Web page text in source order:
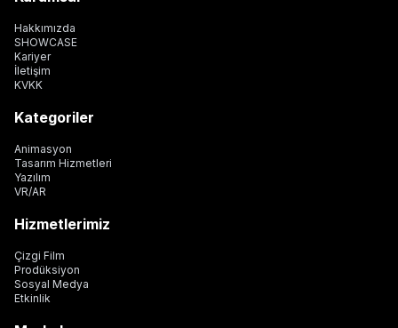
Hakkımızda
SHOWCASE
Kariyer
İletişim
KVKK
Kategoriler
Animasyon
Tasarım Hizmetleri
Yazılım
VR/AR
Hizmetlerimiz
Çizgi Film
Prodüksiyon
Sosyal Medya
Etkinlik